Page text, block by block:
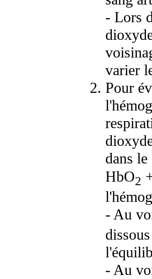
- Lors
varier
Pour
dans
HbO2
- Au
- Au